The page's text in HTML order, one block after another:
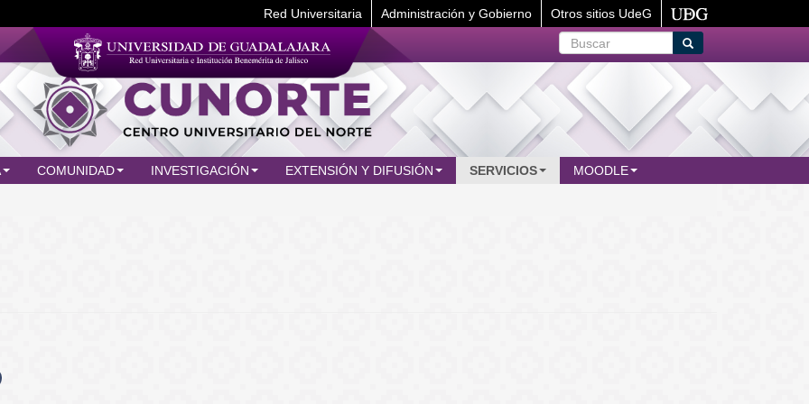
Red Universitaria Administración y Gobierno
Otros sitios UdeG
Buscar
Buscar
COMUNIDAD INVESTIGACIÓN EXTENSIÓN Y DIFUSIÓN SERVICIOS MOODLE